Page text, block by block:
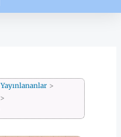
Yayınlananlar